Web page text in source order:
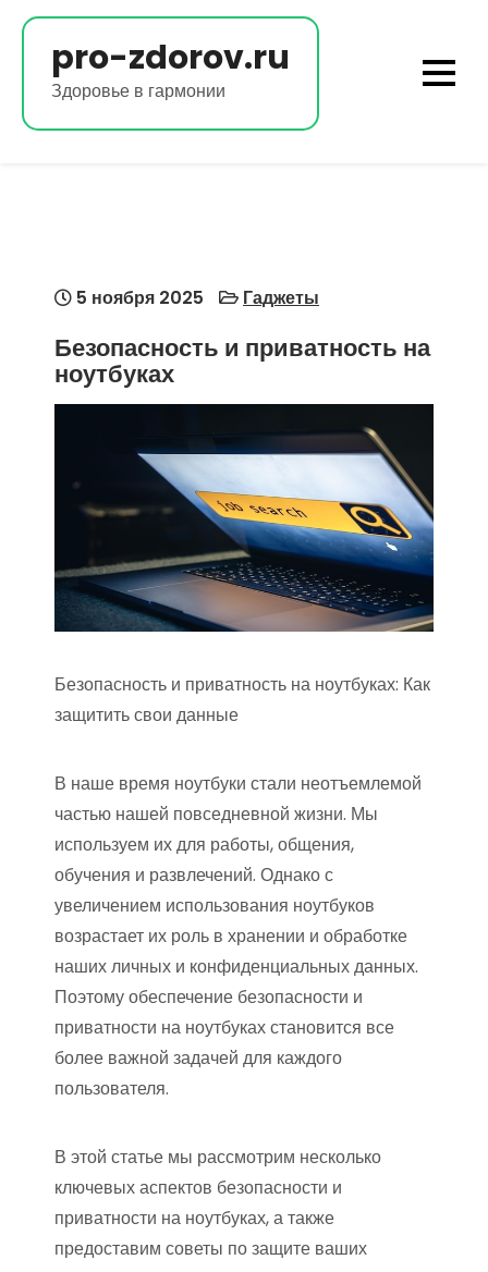
Перейти
содержимомуpro-zdorov.ru
Здоровье в гармонии
5 ноября 2025 Гаджеты
Безопасность и приватность на
ноутбуках
Безопасность и приватность на ноутбуках: Как
защитить свои данные
В наше время ноутбуки стали неотъемлемой
частью нашей повседневной жизни. Мы
используем их для работы, общения,
обучения и развлечений. Однако с
увеличением использования ноутбуков
возрастает их роль в хранении и обработке
наших личных и конфиденциальных данных.
Поэтому обеспечение безопасности и
приватности на ноутбуках становится все
более важной задачей для каждого
пользователя.
В этой статье мы рассмотрим несколько
ключевых аспектов безопасности и
приватности на ноутбуках, а также
предоставим советы по защите ваших